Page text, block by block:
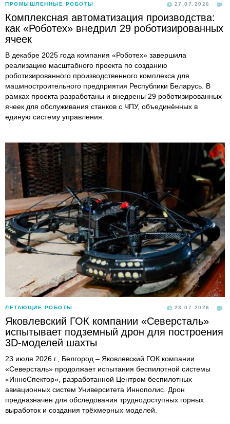
ПРОМЫШЛЕННЫЕ РОБОТЫ 27.07.2026
Комплексная автоматизация производства:
как «Роботех» внедрил 29 роботизированных
ячеек
В декабре 2025 года компания «Роботех» завершила
реализацию масштабного проекта по созданию
роботизированного производственного комплекса для
машиностроительного предприятия Республики Беларусь. В
рамках проекта разработаны и внедрены 29 роботизированных
ячеек для обслуживания станков с ЧПУ, объединённых в
единую систему управления.
ЛЕТАЮЩИЕ РОБОТЫ 23.07.2026
Яковлевский ГОК компании «Северсталь»
испытывает подземный дрон для построения
3D-моделей шахты
23 июля 2026 г., Белгород – Яковлевский ГОК компании
«Северсталь» продолжает испытания беспилотной системы
«ИнноСпектор», разработанной Центром беспилотных
авиационных систем Университета Иннополис. Дрон
предназначен для обследования труднодоступных горных
выработок и создания трёхмерных моделей.